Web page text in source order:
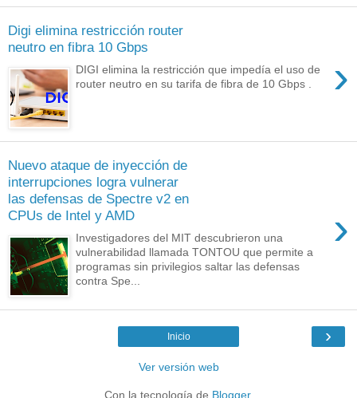
Digi elimina restricción router
neutro en fibra 10 Gbps
›
DIGI elimina la restricción que impedía el uso de
router neutro en su tarifa de fibra de 10 Gbps .
Nuevo ataque de inyección de
interrupciones logra vulnerar
las defensas de Spectre v2 en
CPUs de Intel y AMD
›
Investigadores del MIT descubrieron una
vulnerabilidad llamada TONTOU que permite a
programas sin privilegios saltar las defensas
contra Spe...
›
Inicio
Ver versión web
Con la tecnología de Blogger.